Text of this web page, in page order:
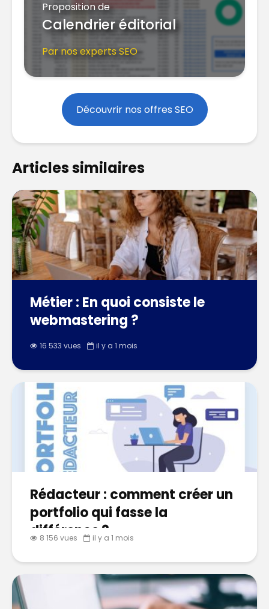
Proposition de
Calendrier éditorial
Par nos experts SEO
Découvrir nos offres SEO
Articles similaires
Métier : En quoi consiste le
webmastering ?
16 533 vues il y a 1 mois
Rédacteur : comment créer un
portfolio qui fasse la
différence ?
8 156 vues il y a 1 mois